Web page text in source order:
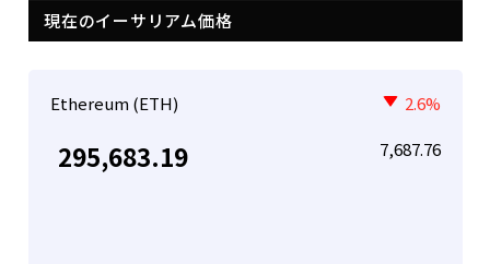
現在のイーサリアム価格
Ethereum (ETH) 2.6%
295,683.19 7,687.76